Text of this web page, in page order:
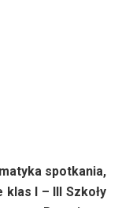
spotkania,
I – III Szkoły